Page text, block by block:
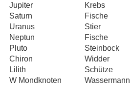
Jupiter
Krebs
Saturn
Fische
Uranus Stier
Neptun
Fische
Pluto Steinbock
Chiron Widder
Lilith Schütze
W Mondknoten
Wassermann